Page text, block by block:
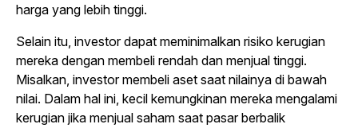
harga yang lebih tinggi.
Selain itu, investor dapat meminimalkan risiko kerugian
mereka dengan membeli rendah dan menjual tinggi.
Misalkan, investor membeli aset saat nilainya di bawah
nilai. Dalam hal ini, kecil kemungkinan mereka mengalami
kerugian jika menjual saham saat pasar berbalik